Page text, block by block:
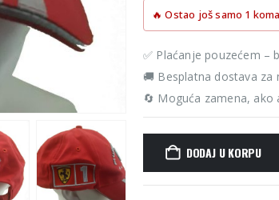
🔥 Ostao još samo 1
✅ Plaćanje pouzećem –
🚚 Besplatna dostava za
🔄 Moguća zamena, ako
DODAJ U KORPU
Alternative: